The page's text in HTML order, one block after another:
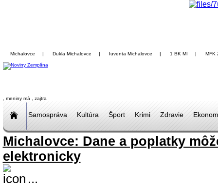
Michalovce | Dukla Michalovce | Iuventa Michalovce | 1 BK MI | MFK
, meniny má , zajtra
Samospráva Kultúra Šport Krimi Zdravie
Michalovce: Dane a poplatky
elektronicky
...